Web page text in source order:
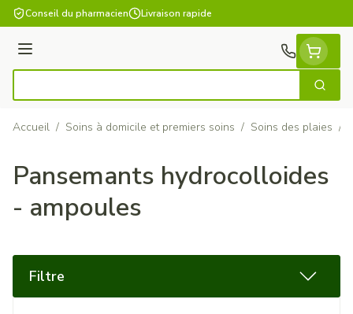
Aller au contenu
Conseil du pharmacien Livraison rapide
Menu
Accueil / Soins à domicile et premiers soins / Soins des plaies /
Pansemants hydrocolloides
- ampoules
Filtre